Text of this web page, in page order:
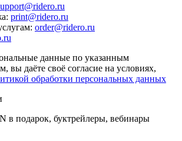
: print@ridero.ru
: order@ridero.ru
данные по указанным
вы даёте своё согласие на условиях,
обработки персональных данных
в подарок, буктрейлеры, вебинары